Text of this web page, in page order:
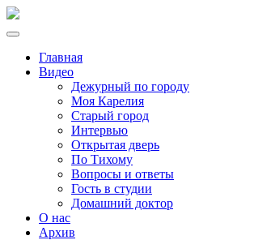
Главная
Видео
Дежурный по городу
Моя Карелия
Старый город
Интервью
Открытая дверь
По Тихому
Вопросы и ответы
Гость в студии
Домашний доктор
О нас
Архив